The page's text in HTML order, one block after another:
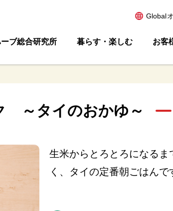
Global
ブ総合研究所 暮らす・楽しむ お客
～タイのおかゆ～
生米からとろとろになる
く、タイの定番朝ごはんで